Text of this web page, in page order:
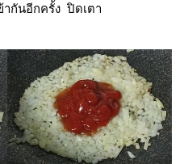
กันอีกครั้ง ปิดเตา